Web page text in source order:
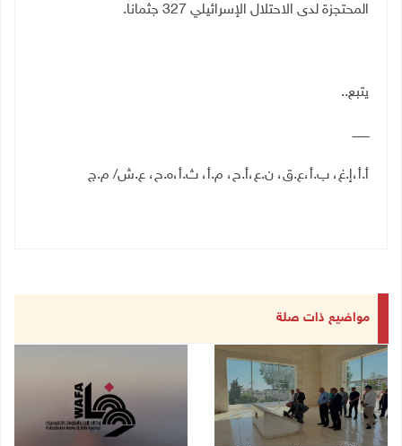
المحتجزة لدى الاحتلال الإسرائيلي 327 جثمانا
.
يتبع..
ـــــــــ
أ.أ،إ.غ، ب.أ،ع.ق، ن.ع،أ.ح، م.أ، ث.أ،ه.ح، ع.ش/ م.ج
مواضيع ذات صلة